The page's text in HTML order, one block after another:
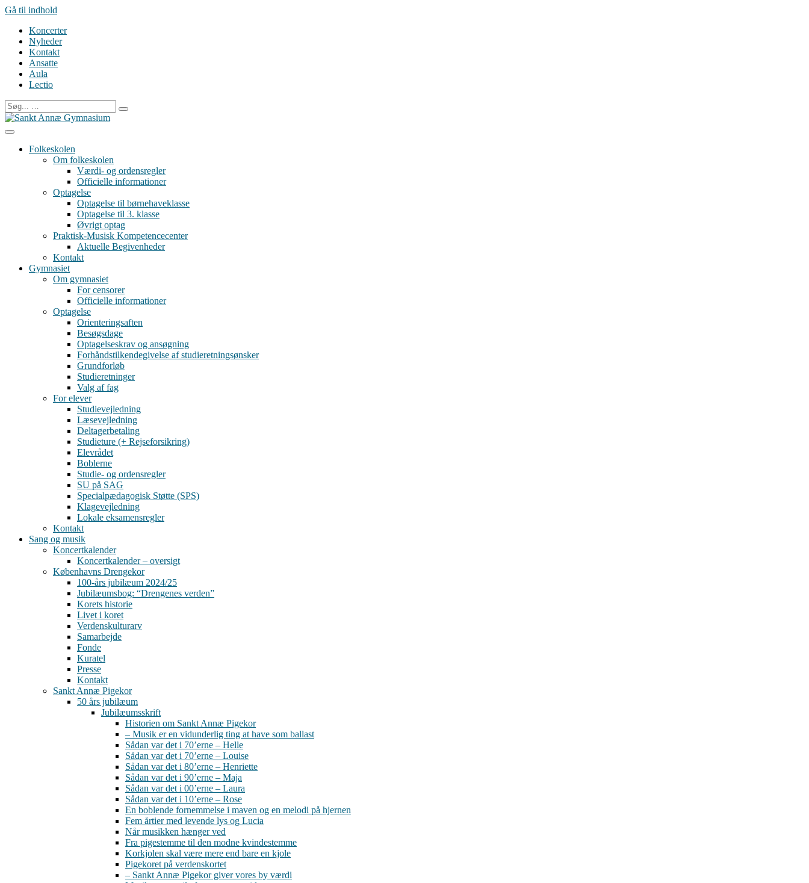
Gå til indhold
Koncerter
Nyheder
Kontakt
Ansatte
Aula
Lectio
Folkeskolen
Om folkeskolen
Værdi- og ordensregler
Officielle informationer
Optagelse
Optagelse til børnehaveklasse
Optagelse til 3. klasse
Øvrigt optag
Praktisk-Musisk Kompetencecenter
Aktuelle Begivenheder
Kontakt
Gymnasiet
Om gymnasiet
For censorer
Officielle informationer
Optagelse
Orienteringsaften
Besøgsdage
Optagelseskrav og ansøgning
Forhåndstilkendegivelse af studieretningsønsker
Grundforløb
Studieretninger
Valg af fag
For elever
Studievejledning
Læsevejledning
Deltagerbetaling
Studieture (+ Rejseforsikring)
Elevrådet
Boblerne
Studie- og ordensregler
SU på SAG
Specialpædagogisk Støtte (SPS)
Klagevejledning
Lokale eksamensregler
Kontakt
Sang og musik
Koncertkalender
Koncertkalender – oversigt
Københavns Drengekor
100-års jubilæum 2024/25
Jubilæumsbog: “Drengenes verden”
Korets historie
Livet i koret
Verdenskulturarv
Samarbejde
Fonde
Kuratel
Presse
Kontakt
Sankt Annæ Pigekor
50 års jubilæum
Jubilæumsskrift
Historien om Sankt Annæ Pigekor
– Musik er en vidunderlig ting at have som ballast
Sådan var det i 70’erne – Helle
Sådan var det i 70’erne – Louise
Sådan var det i 80’erne – Henriette
Sådan var det i 90’erne – Maja
Sådan var det i 00’erne – Laura
Sådan var det i 10’erne – Rose
En boblende fornemmelse i maven og en melodi på hjernen
Fem årtier med levende lys og Lucia
Når musikken hænger ved
Fra pigestemme til den modne kvindestemme
Korkjolen skal være mere end bare en kjole
Pigekoret på verdenskortet
– Sankt Annæ Pigekor giver vores by værdi